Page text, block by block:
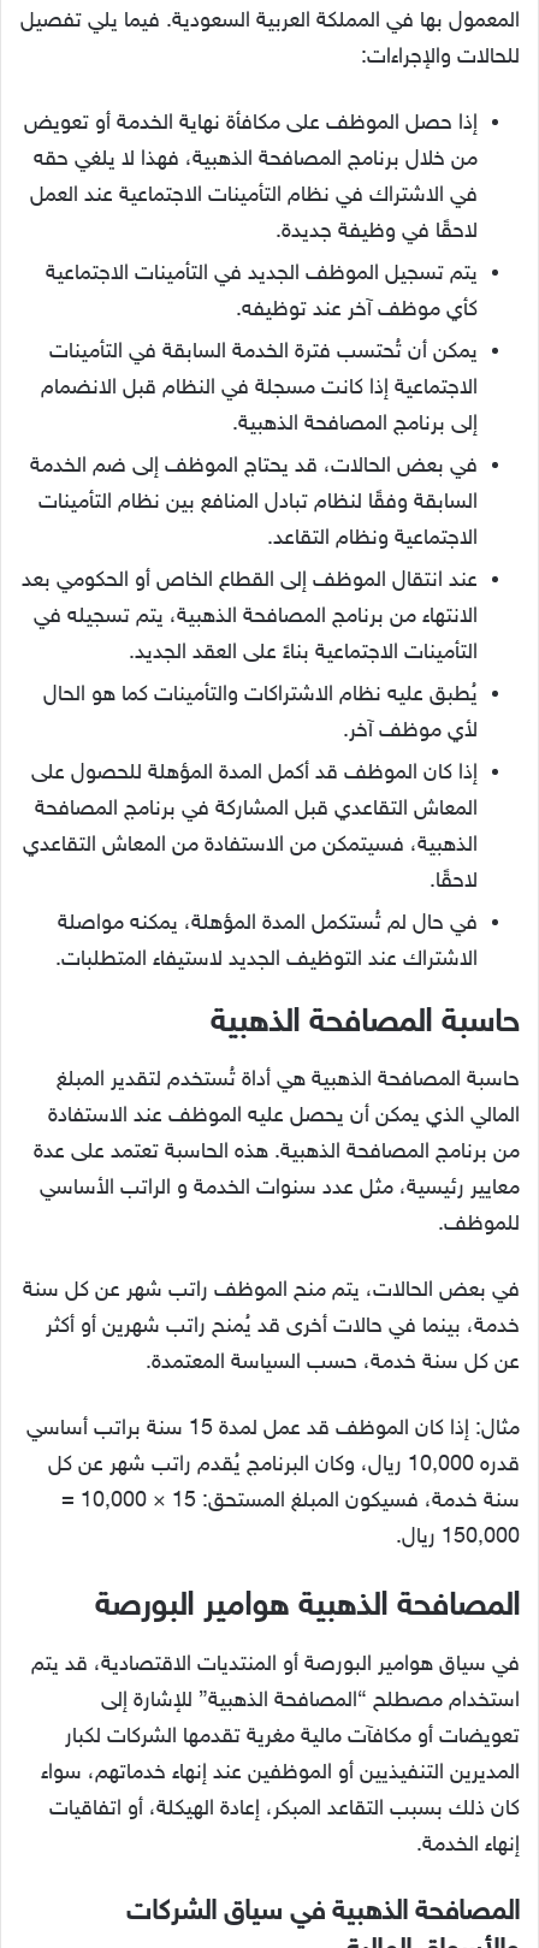
المعمول بها في المملكة العربية السعودية. فيما يلي تفصيل
للحالات والإجراءات:
إذا حصل الموظف على مكافأة نهاية الخدمة أو تعويض
من خلال برنامج المصافحة الذهبية، فهذا لا يلغي حقه
في الاشتراك في نظام التأمينات الاجتماعية عند العمل
لاحقًا في وظيفة جديدة.
يتم تسجيل الموظف الجديد في التأمينات الاجتماعية
كأي موظف آخر عند توظيفه.
يمكن أن تُحتسب فترة الخدمة السابقة في التأمينات
الاجتماعية إذا كانت مسجلة في النظام قبل الانضمام
إلى برنامج المصافحة الذهبية.
في بعض الحالات، قد يحتاج الموظف إلى ضم الخدمة
السابقة وفقًا لنظام تبادل المنافع بين نظام التأمينات
الاجتماعية ونظام التقاعد.
عند انتقال الموظف إلى القطاع الخاص أو الحكومي بعد
الانتهاء من برنامج المصافحة الذهبية، يتم تسجيله في
التأمينات الاجتماعية بناءً على العقد الجديد.
يُطبق عليه نظام الاشتراكات والتأمينات كما هو الحال
لأي موظف آخر.
إذا كان الموظف قد أكمل المدة المؤهلة للحصول على
المعاش التقاعدي قبل المشاركة في برنامج المصافحة
الذهبية، فسيتمكن من الاستفادة من المعاش التقاعدي
لاحقًا.
في حال لم تُستكمل المدة المؤهلة، يمكنه مواصلة
الاشتراك عند التوظيف الجديد لاستيفاء المتطلبات.
حاسبة المصافحة الذهبية
حاسبة المصافحة الذهبية هي أداة تُستخدم لتقدير المبلغ
المالي الذي يمكن أن يحصل عليه الموظف عند الاستفادة
من برنامج المصافحة الذهبية. هذه الحاسبة تعتمد على عدة
معايير رئيسية، مثل عدد سنوات الخدمة و الراتب الأساسي
للموظف.
في بعض الحالات، يتم منح الموظف راتب شهر عن كل سنة
خدمة، بينما في حالات أخرى قد يُمنح راتب شهرين أو أكثر
عن كل سنة خدمة، حسب السياسة المعتمدة.
مثال: إذا كان الموظف قد عمل لمدة 15 سنة براتب أساسي
قدره 10,000 ريال، وكان البرنامج يُقدم راتب شهر عن كل
سنة خدمة، فسيكون المبلغ المستحق: 15 × 10,000 =
150,000 ريال.
المصافحة الذهبية هوامير البورصة
في سياق هوامير البورصة أو المنتديات الاقتصادية، قد يتم
استخدام مصطلح “المصافحة الذهبية” للإشارة إلى
تعويضات أو مكافآت مالية مغرية تقدمها الشركات لكبار
المديرين التنفيذيين أو الموظفين عند إنهاء خدماتهم، سواء
كان ذلك بسبب التقاعد المبكر، إعادة الهيكلة، أو اتفاقيات
إنهاء الخدمة.
المصافحة الذهبية في سياق الشركات